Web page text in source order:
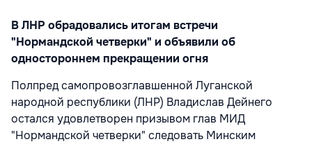
В ЛНР обрадовались итогам встречи
"Нормандской четверки" и объявили об
одностороннем прекращении огня
Полпред самопровозглавшенной Луганской
народной республики (ЛНР) Владислав Дейнего
остался удовлетворен призывом глав МИД
"Нормандской четверки" следовать Минским